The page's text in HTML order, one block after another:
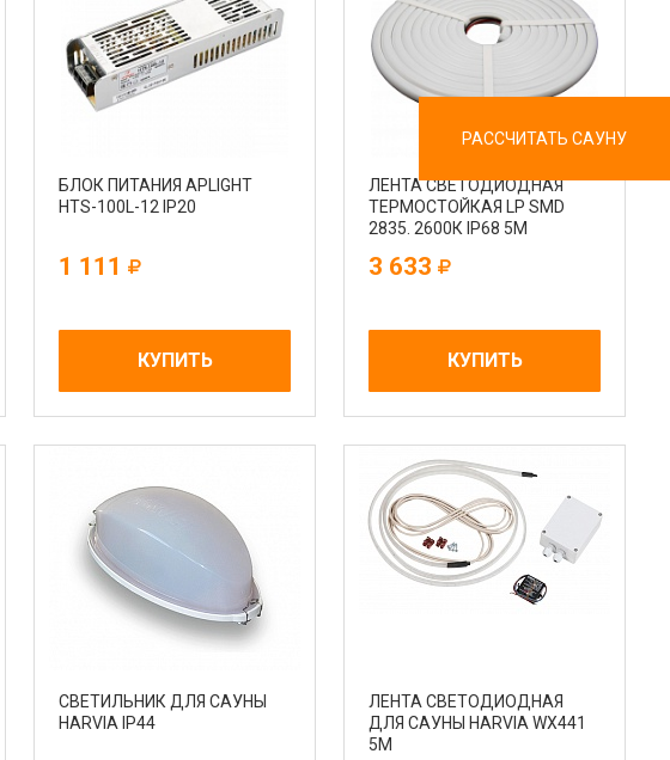
РАССЧИТАТЬ САУНУ
БЛОК ПИТАНИЯ APLIGHT
HTS-100L-12 IP20
1 111
КУПИТЬ
ЛЕНТА СВЕТОДИОДНАЯ
ТЕРМОСТОЙКАЯ LP SMD
2835. 2600К IP68 5М
3 633
КУПИТЬ
СВЕТИЛЬНИК ДЛЯ САУНЫ
HARVIA IP44
ЛЕНТА СВЕТОДИОДНАЯ
ДЛЯ САУНЫ HARVIA WX441
5М